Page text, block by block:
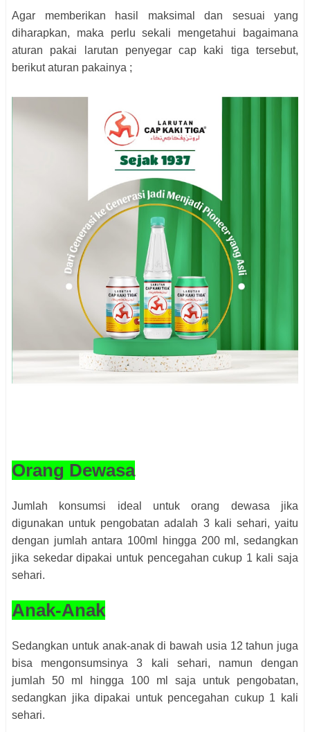
Agar memberikan hasil maksimal dan sesuai yang
diharapkan, maka perlu sekali mengetahui bagaimana
aturan pakai larutan penyegar cap kaki tiga tersebut,
berikut aturan pakainya ;
Orang Dewasa
Jumlah konsumsi ideal untuk orang dewasa jika
digunakan untuk pengobatan adalah 3 kali sehari, yaitu
dengan jumlah antara 100ml hingga 200 ml, sedangkan
jika sekedar dipakai untuk pencegahan cukup 1 kali saja
sehari.
Anak-Anak
Sedangkan untuk anak-anak di bawah usia 12 tahun juga
bisa mengonsumsinya 3 kali sehari, namun dengan
jumlah 50 ml hingga 100 ml saja untuk pengobatan,
sedangkan jika dipakai untuk pencegahan cukup 1 kali
sehari.